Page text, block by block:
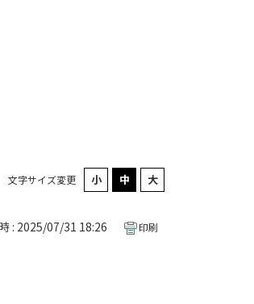
文字サイズ変更
: 2025/07/31 18:26 印刷